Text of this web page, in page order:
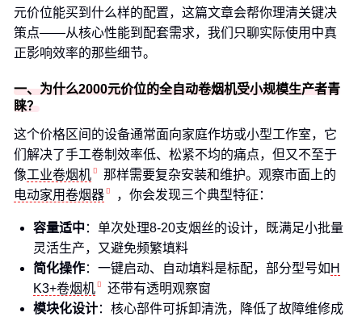
元价位能买到什么样的配置，这篇文章会帮你理清关键决
策点——从核心性能到配套需求，我们只聊实际使用中真
正影响效率的那些细节。
一、为什么2000元价位的全自动卷烟机受小规模生产者青
睐？
这个价格区间的设备通常面向家庭作坊或小型工作室，它
们解决了手工卷制效率低、松紧不均的痛点，但又不至于
像工业卷烟机
那样需要复杂安装和维护。观察市面上的
电动家用卷烟器
，你会发现三个典型特征：
容量适中 ：单次处理8-20支烟丝的设计，既满足小批量
灵活生产，又避免频繁填料
简化操作：一键启动、自动填料是标配，部分型号如 H
K3+卷烟机
还带有透明观察窗
模块化设计：核心部件可拆卸清洗，降低了故障维修成